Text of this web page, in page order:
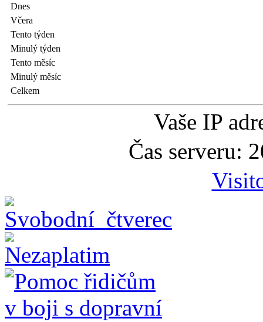
Dnes
Včera
Tento týden
Minulý týden
Tento měsíc
Minulý měsíc
Celkem
Vaše IP
Čas serveru: